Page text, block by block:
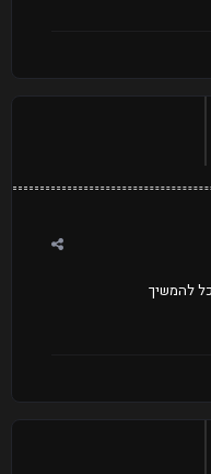
להמשיך